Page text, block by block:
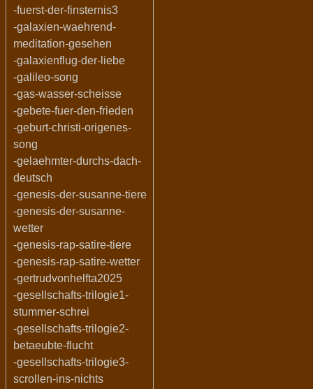
-fuerst-der-finsternis3
-galaxien-waehrend-
meditation-gesehen
-galaxienflug-der-liebe
-galileo-song
-gas-wasser-scheisse
-gebete-fuer-den-frieden
-geburt-christi-origenes-
song
-gelaehmter-durchs-dach-
deutsch
-genesis-der-susanne-tiere
-genesis-der-susanne-
wetter
-genesis-rap-satire-tiere
-genesis-rap-satire-wetter
-gertrudvonhelfta2025
-gesellschafts-trilogie1-
stummer-schrei
-gesellschafts-trilogie2-
betaeubte-flucht
-gesellschafts-trilogie3-
scrollen-ins-nichts